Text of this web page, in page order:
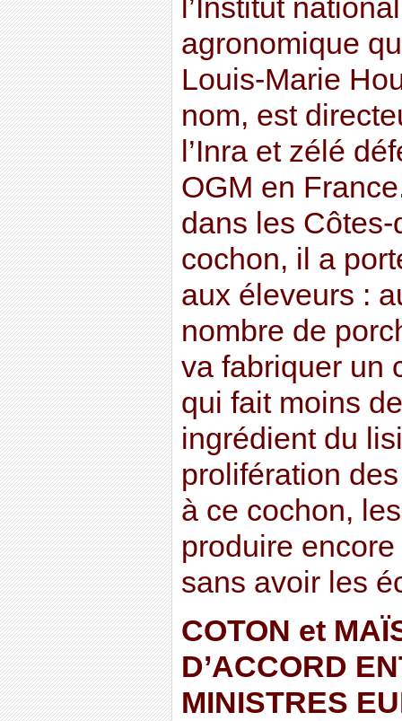
l’Institut
agronomique
Louis-Marie
nom, est
l’Inra et zélé
OGM en
dans les Côtes-
cochon, il a
aux éleveurs :
nombre de
va fabriquer un
qui fait moins
ingrédient du
prolifération
à ce cochon,
produire
sans avoir les
COTON et
D’ACCORD
MINISTRES